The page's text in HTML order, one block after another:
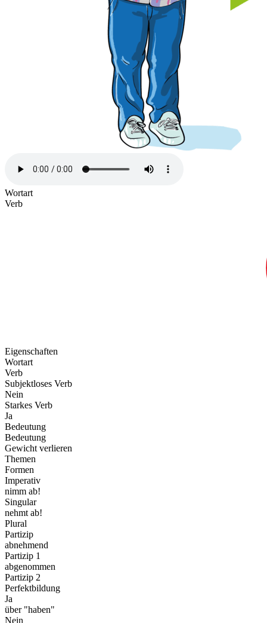
Wortart
Verb
Eigenschaften
Wortart
Verb
Subjektloses Verb
Nein
Starkes Verb
Ja
Bedeutung
Bedeutung
Gewicht verlieren
Themen
Formen
Imperativ
nimm ab!
Singular
nehmt ab!
Plural
Partizip
abnehmend
Partizip 1
abgenommen
Partizip 2
Perfektbildung
Ja
über "haben"
Nein